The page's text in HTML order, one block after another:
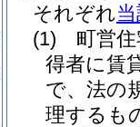
それぞれ
(1)
町営
得者に賃
で、法の
理するも